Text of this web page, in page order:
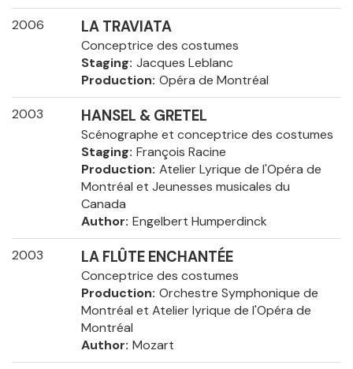
2006 LA TRAVIATA
Conceptrice des costumes
Staging Jacques Leblanc
Production Opéra de Montréal
2003 HANSEL & GRETEL
Scénographe et conceptrice des costumes
Staging François Racine
Production Atelier Lyrique de l'Opéra de
Montréal et Jeunesses musicales du
Canada
Author Engelbert Humperdinck
2003 LA FLÛTE ENCHANTÉE
Conceptrice des costumes
Production Orchestre Symphonique de
Montréal et Atelier lyrique de l'Opéra de
Montréal
Author Mozart